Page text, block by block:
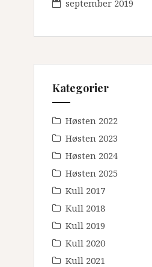
september 2019
Kategorier
Høsten 2022
Høsten 2023
Høsten 2024
Høsten 2025
Kull 2017
Kull 2018
Kull 2019
Kull 2020
Kull 2021